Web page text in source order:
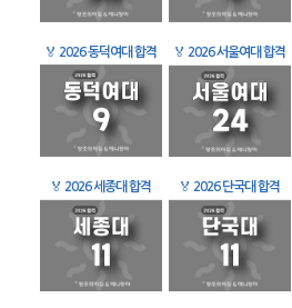
🏅 2026 동덕여대 합격 🏅 2026 서울여대 합격
🏅 2026 세종대 합격 🏅 2026 단국대 합격